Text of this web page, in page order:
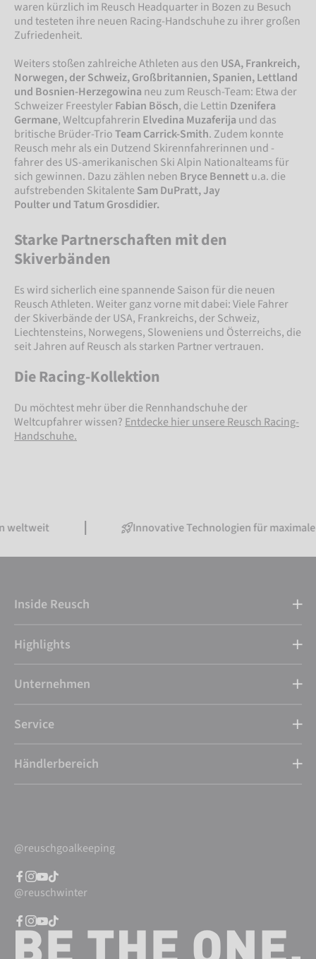
waren kürzlich im Reusch Headquarter in Bozen zu Besuch
und testeten ihre neuen Racing-Handschuhe zu ihrer großen
Zufriedenheit.
Weiters stoßen zahlreiche Athleten aus den USA, Frankreich,
Norwegen, der Schweiz, Großbritannien, Spanien, Lettland
und Bosnien-Herzegowina neu zum Reusch-Team: Etwa der
Schweizer FreestylerFabian Bösch, die Lettin Dzenifera
Germane, Weltcupfahrerin Elvedina Muzaferija und das
britische Brüder-TrioTeam Carrick-Smith. Zudem konnte
Reusch mehr als ein Dutzend Skirennfahrerinnen und -
fahrer des US-amerikanischen Ski Alpin Nationalteams für
sich gewinnen. Dazu zählen neben Bryce Bennettu.a. die
aufstrebenden Skitalente Sam DuPratt, Jay
Poulter und Tatum Grosdidier.
Starke Partnerschaften mit den
Skiverbänden
Es wird sicherlich eine spannende Saison für die neuen
Reusch Athleten. Weiter ganz vorne mit dabei: Viele Fahrer
der Skiverbände der USA, Frankreichs, der Schweiz,
Liechtensteins, Norwegens, Sloweniens und Österreichs, die
seit Jahren auf Reusch als starken Partner vertrauen.
Die Racing-Kollektion
Du möchtest mehr über die Rennhandschuhe der
Weltcupfahrer wissen? Entdecke hier unsere Reusch Racing-
Handschuhe.
Innovative Technologien für maximale
Inside Reusch
Highlights
Unternehmen
Service
Händlerbereich
@reuschgoalkeeping
@reuschwinter